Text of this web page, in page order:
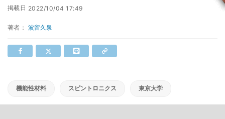
掲載日 2022/10/04 17:49
著者： 波留久泉
機能性材料 スピントロニクス 東京大学